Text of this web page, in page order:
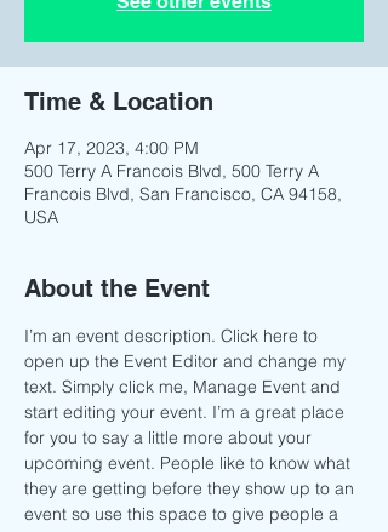
Time & Location
Apr 17, 2023, 4:00 PM
500 Terry A Francois Blvd, 500 Terry A
Francois Blvd, San Francisco, CA 94158,
USA
About the Event
I’m an event description. Click here to
open up the Event Editor and change my
text. Simply click me, Manage Event and
start editing your event. I’m a great place
for you to say a little more about your
upcoming event. People like to know what
they are getting before they show up to an
event so use this space to give people a